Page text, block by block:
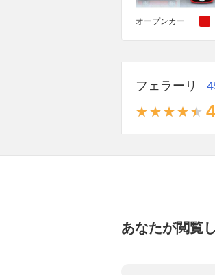
オープンカー
フェラーリ
あなたが閲覧